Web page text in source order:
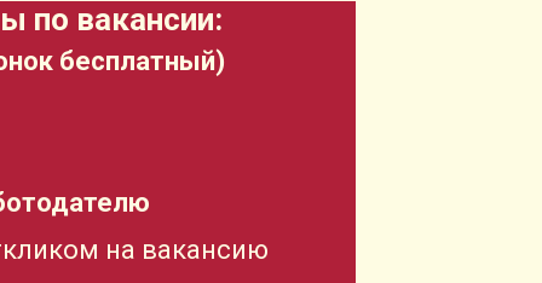
по вакансии:
бесплатный)
на вакансию